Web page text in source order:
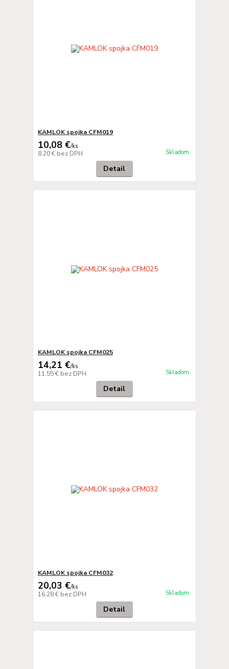
KAMLOK spojka CFM019
10,08 €/ks
8,20 € bez DPH Skladom
Detail
KAMLOK spojka CFM025
14,21 €/ks
11,55 € bez DPH Skladom
Detail
KAMLOK spojka CFM032
20,03 €/ks
16,28 € bez DPH Skladom
Detail